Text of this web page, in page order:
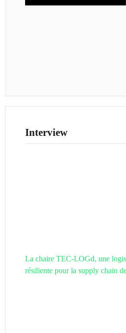
Interview
La chaire TEC-LOGd, une
résiliente pour la supply chain